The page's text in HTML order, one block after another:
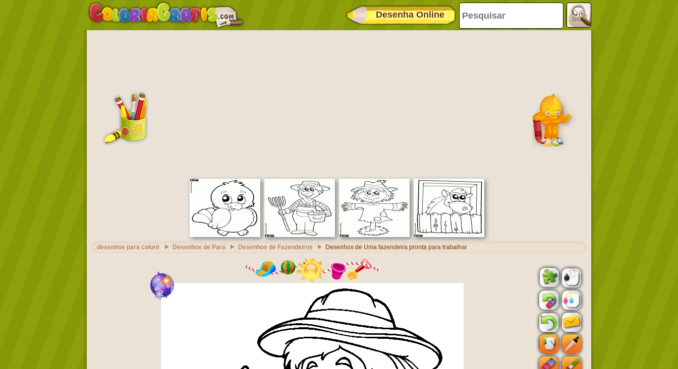
Desenha Online
desenhos para colorir Desenhos de Para Desenhos de Fazendeiros Desenhos de Uma fazendeira pronta para trabalhar